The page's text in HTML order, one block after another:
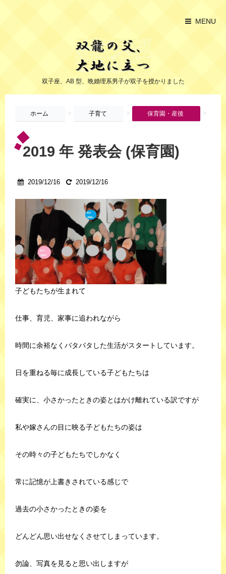
MENU
双子座、AB 型、晩婚理系男子が双子を授かりました
ホーム > 子育て > 保育園・産後 >
2019 年 発表会 (保育園)
2019/12/16 2019/12/16
子どもたちが生まれて
仕事、育児、家事に追われながら
時間に余裕なくバタバタした生活がスタートしています。
日を重ねる毎に成長している子どもたちは
確実に、小さかったときの姿とはかけ離れている訳ですが
私や嫁さんの目に映る子どもたちの姿は
その時々の子どもたちでしかなく
常に記憶が上書きされている感じで
過去の小さかったときの姿を
どんどん思い出せなくさせてしまっています。
勿論、写真を見ると思い出しますが